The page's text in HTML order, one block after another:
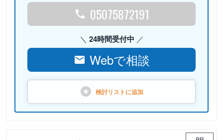
05075872191
24時間受付中
Webで相談
検討リストに追加